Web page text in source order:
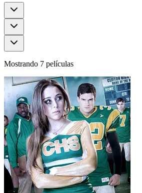
Mostrando 7 películas